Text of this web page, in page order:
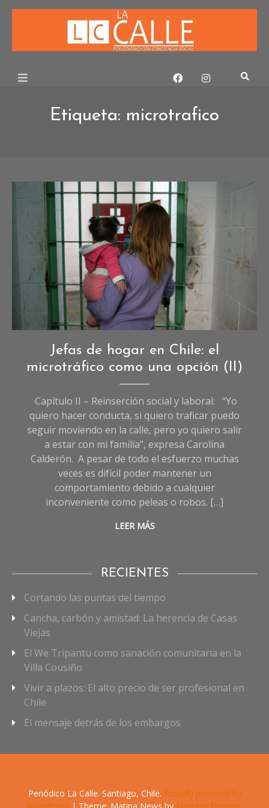
Skip
Etiqueta: microtrafico
Reportajes,
Reportajes
Jefas de hogar en Chile: el
microtráfico como una opción (II)
Capítulo II – Reinserción social y laboral: “Yo
quiero hacer conducta, si quiero traficar puedo
seguir moviendo en la calle, pero yo quiero salir
a estar con mi familia”, expresa Carolina
Calderón. A pesar de todo el esfuerzo muchas
veces es difícil poder mantener un
comportamiento debido a cualquier
inconveniente como peleas o robos. […]
LEER MÁS
RECIENTES
Cortando las puntas del tiempo
Cancha, carbón y amistad: La herencia de Casas
Viejas
El We Tripantu como sanación comunitaria en la
Villa Cousiño
Vivir a plazos: El alto precio de ser profesional en
Chile
El mensaje detrás de los embargos
Periódico La Calle. Santiago, Chile. Proudly powered by